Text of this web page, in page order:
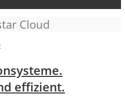
Cloud
effizient.